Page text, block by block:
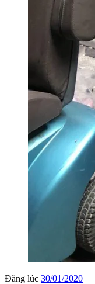
Đăng lúc 30/01/2020